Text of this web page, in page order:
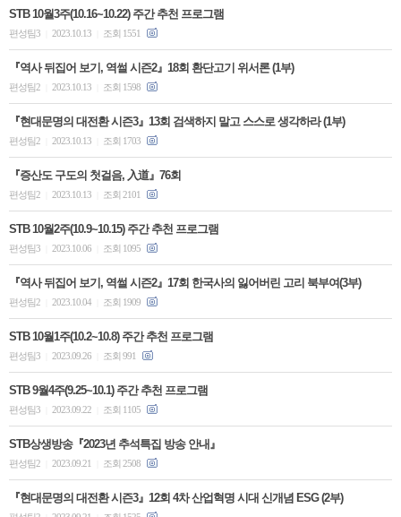
STB 10월3주(10.16~10.22) 주간 추천 프로그램
편성팀3 2023.10.13 조회 1551
『역사 뒤집어 보기, 역썰 시즌2』18회 환단고기 위서론 (1부)
편성팀2 2023.10.13 조회 1598
『현대문명의 대전환 시즌3』13회 검색하지 말고 스스로 생각하라 (1부)
편성팀2 2023.10.13 조회 1703
『증산도 구도의 첫걸음, 入道』76회
편성팀2 2023.10.13 조회 2101
STB 10월2주(10.9~10.15) 주간 추천 프로그램
편성팀3 2023.10.06 조회 1095
『역사 뒤집어 보기, 역썰 시즌2』17회 한국사의 잃어버린 고리 북부여(3부)
편성팀2 2023.10.04 조회 1909
STB 10월1주(10.2~10.8) 주간 추천 프로그램
편성팀3 2023.09.26 조회 991
STB 9월4주(9.25~10.1) 주간 추천 프로그램
편성팀3 2023.09.22 조회 1105
STB상생방송『2023년 추석특집 방송 안내』
편성팀2 2023.09.21 조회 2508
『현대문명의 대전환 시즌3』12회 4차 산업혁명 시대 신개념 ESG (2부)